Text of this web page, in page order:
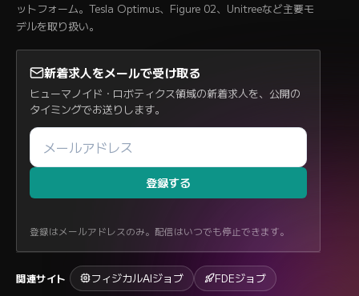
ットフォーム。Tesla Optimus、Figure 02、Unitreeなど主要モ
デルを取り扱い。
新着求人をメールで受け取る
ヒューマノイド・ロボティクス領域の新着求人を、公開の
タイミングでお送りします。
登録する
登録はメールアドレスのみ。配信はいつでも停止できます。
関連サイト フィジカルAIジョブ FDEジョブ